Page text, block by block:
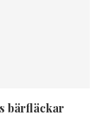
bärfläckar